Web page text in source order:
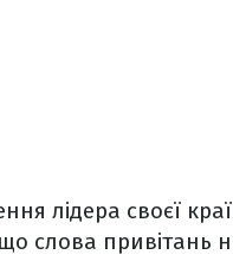
лідера своєї
слова привітань